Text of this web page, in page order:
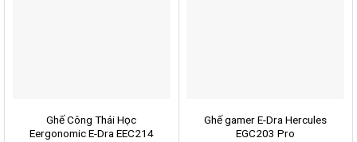
Ghế Công Thái Học
Eergonomic E-Dra EEC214
Ghế gamer E-Dra Hercules
EGC203 Pro